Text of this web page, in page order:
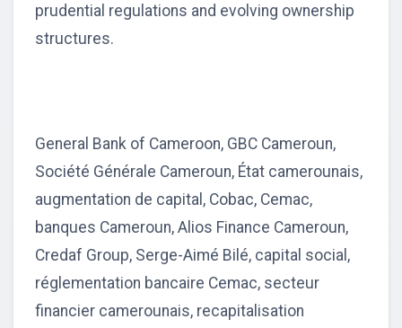
prudential regulations and evolving ownership
structures.
General Bank of Cameroon, GBC Cameroun,
Société Générale Cameroun, État camerounais,
augmentation de capital, Cobac, Cemac,
banques Cameroun, Alios Finance Cameroun,
Credaf Group, Serge-Aimé Bilé, capital social,
réglementation bancaire Cemac, secteur
financier camerounais, recapitalisation